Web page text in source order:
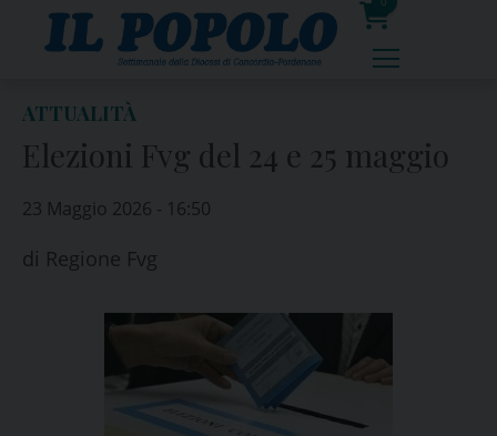
0
prodotti
ATTUALITÀ
Elezioni Fvg del 24 e 25 maggio
23 Maggio 2026 - 16:50
di Regione Fvg